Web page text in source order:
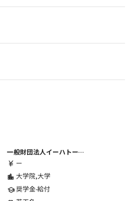
一般財団法人イーハトーブ育英会
currency_yen ー
location_city 大学院,大学
school奨学金-給付